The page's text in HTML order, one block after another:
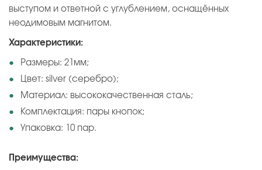
выступом и ответной с углублением, оснащённых
неодимовым магнитом.
Характеристики:
Размеры: 21мм;
Цвет: silver (серебро);
Материал: высококачественная сталь;
Комплектация: пары кнопок;
Упаковка: 10 пар.
Преимущества: